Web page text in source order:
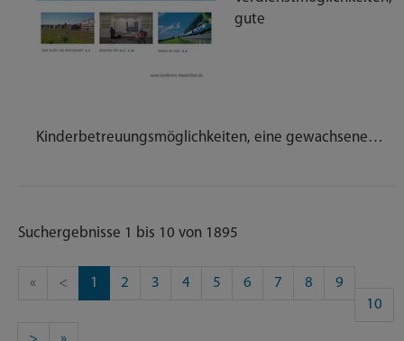
gute
Kinderbetreuungsmöglichkeiten, eine gewachsene…
Suchergebnisse 1 bis 10 von 1895
« < 1 2 3 4 5 6 7 8
9
10